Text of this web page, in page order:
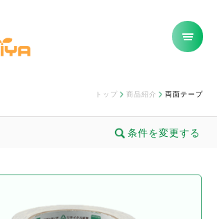
トップ 商品紹介 両面テープ
条件を変更する